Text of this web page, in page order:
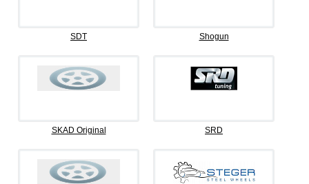
SDT Shogun
SKAD Original SRD